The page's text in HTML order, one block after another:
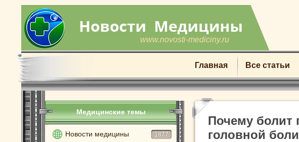
www.novosti-mediciny.ru
Главная Все статьи
Медицинские темы
Новости медицины 1877
Почему болит
головной боли